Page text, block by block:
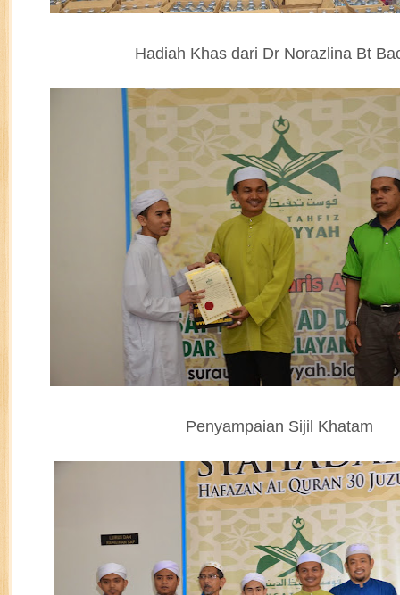
Hadiah Khas dari Dr Norazlina Bt
Penyampaian Sijil Khatam